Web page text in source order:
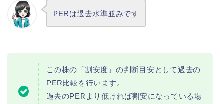
PERは過去水準並みです
この株の「割安度」の判断目安として過去の
PER比較を行います。
過去のPERより低ければ割安になっている場